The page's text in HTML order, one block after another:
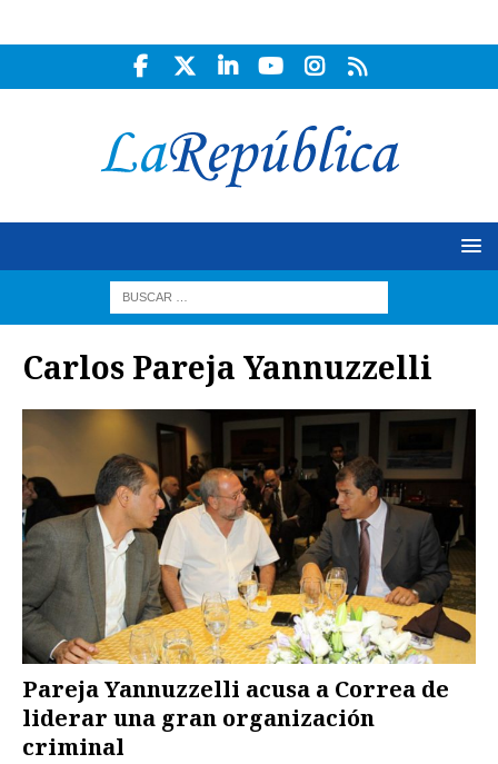
Carlos Pareja Yannuzzelli
Pareja Yannuzzelli acusa a Correa de
liderar una gran organización
criminal